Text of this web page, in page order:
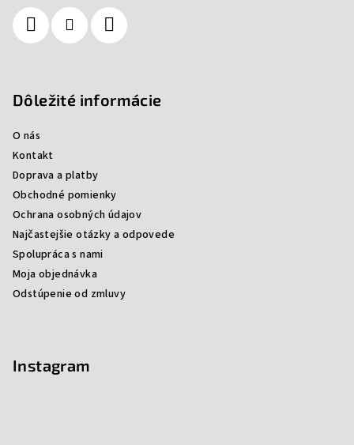
Dôležité informácie
O nás
Kontakt
Doprava a platby
Obchodné pomienky
Ochrana osobných údajov
Najčastejšie otázky a odpovede
Spolupráca s nami
Moja objednávka
Odstúpenie od zmluvy
Instagram